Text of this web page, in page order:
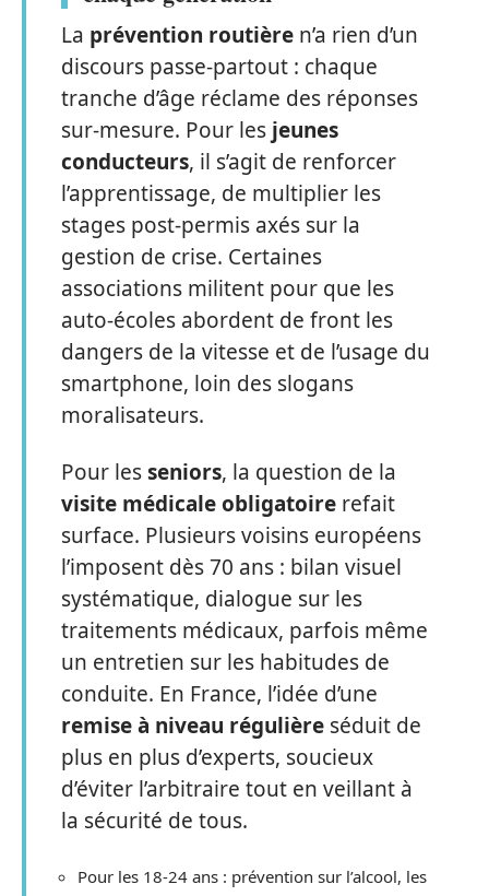
La prévention routière n’a rien d’un
discours passe-partout : chaque
tranche d’âge réclame des réponses
sur-mesure. Pour les jeunes
conducteurs, il s’agit de renforcer
l’apprentissage, de multiplier les
stages post-permis axés sur la
gestion de crise. Certaines
associations militent pour que les
auto-écoles abordent de front les
dangers de la vitesse et de l’usage du
smartphone, loin des slogans
moralisateurs.
Pour lesseniors, la question de la
visite médicale obligatoire refait
surface. Plusieurs voisins européens
l’imposent dès 70 ans : bilan visuel
systématique, dialogue sur les
traitements médicaux, parfois même
un entretien sur les habitudes de
conduite. En France, l’idée d’une
remise à niveau régulière séduit de
plus en plus d’experts, soucieux
d’éviter l’arbitraire tout en veillant à
la sécurité de tous.
Pour les 18-24 ans : prévention sur l’alcool, les